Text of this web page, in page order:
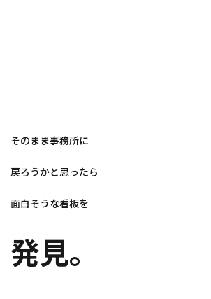
そのまま事務所に
戻ろうかと思ったら
面白そうな看板を
発見。